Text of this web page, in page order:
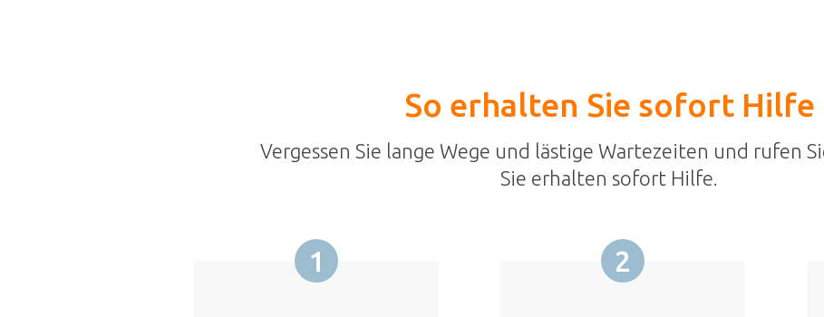
So erhalten Sie sofort Hilfe
Vergessen Sie lange Wege und lästige Wartezeiten und rufen
Sie erhalten sofort Hilfe.
1 2